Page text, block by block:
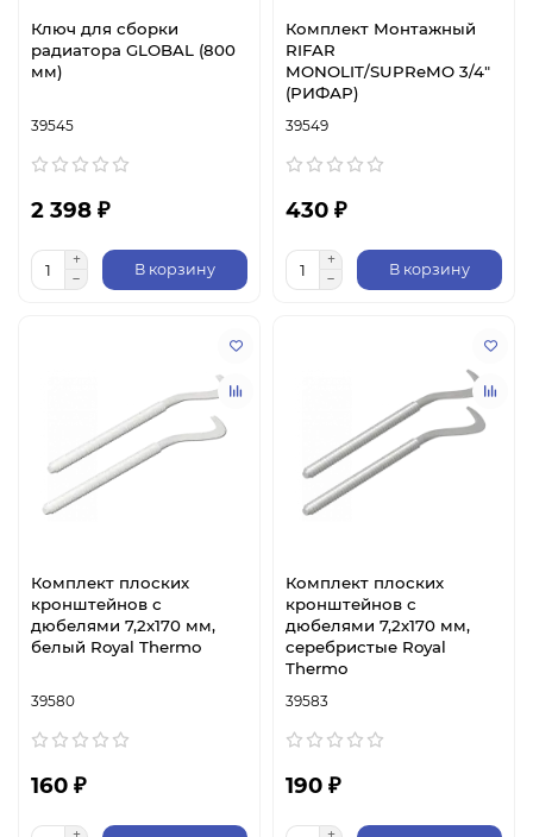
Ключ для сборки
радиатора GLOBAL (800
мм)
39545
2 398 ₽
В корзину
Комплект Монтажный
RIFAR
MONOLIT/SUPReMO 3/4"
(РИФАР)
39549
430 ₽
В корзину
Комплект плоских
кронштейнов с
дюбелями 7,2х170 мм,
белый Royal Thermo
39580
160 ₽
Комплект плоских
кронштейнов с
дюбелями 7,2х170 мм,
серебристые Royal
Thermo
39583
190 ₽